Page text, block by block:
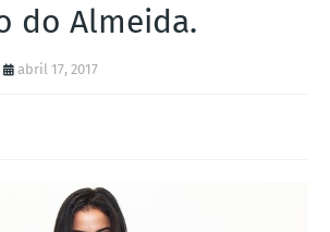
do Almeida.
abril 17, 2017